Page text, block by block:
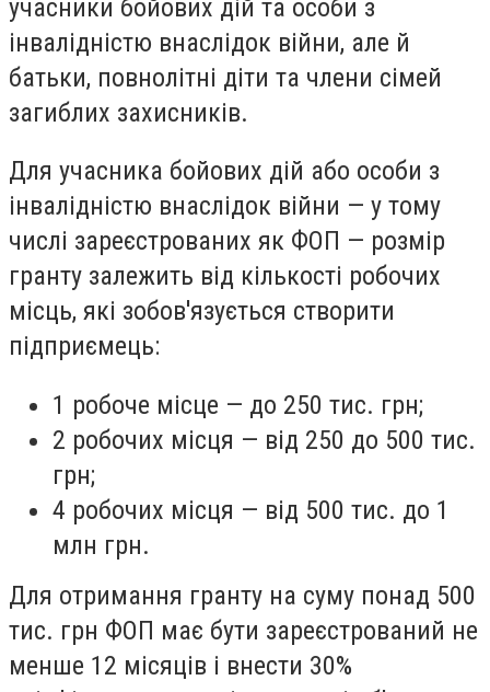
учасники бойових дій та особи з
інвалідністю внаслідок війни, але й
батьки, повнолітні діти та члени сімей
загиблих захисників.
Для учасника бойових дій або особи з
інвалідністю внаслідок війни — у тому
числі зареєстрованих як ФОП — розмір
гранту залежить від кількості робочих
місць, які зобов'язується створити
підприємець:
1 робоче місце — до 250 тис. грн;
2 робочих місця — від 250 до 500 тис.
грн;
4 робочих місця — від 500 тис. до 1
млн грн.
Для отримання гранту на суму понад 500
тис. грн ФОП має бути зареєстрований не
менше 12 місяців і внести 30%